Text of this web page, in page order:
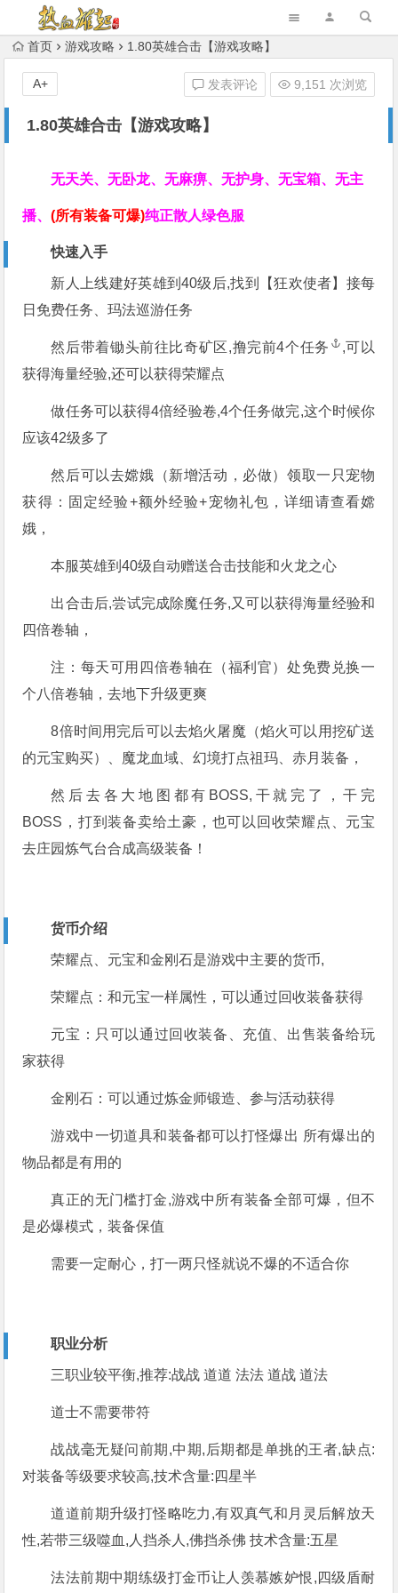
首页 游戏攻略 1.80英雄合击【游戏攻略】
1.80英雄合击【游戏攻略】
发表评论 9,151 次浏览
A+
无天关、无卧龙、无麻痹、无护身、无宝箱、无主
播、(所有装备可爆)纯正散人绿色服
快速入手
新人上线建好英雄到40级后,找到【狂欢使者】接每
日免费任务、玛法巡游任务
然后带着锄头前往比奇矿区,撸完前4个任务
,可以
获得海量经验,还可以获得荣耀点
做任务可以获得4倍经验卷,4个任务做完,这个时候你
应该42级多了
然后可以去嫦娥（新增活动，必做）领取一只宠物
获得：固定经验+额外经验+宠物礼包，详细请查看嫦
娥，
本服英雄到40级自动赠送合击技能和火龙之心
出合击后,尝试完成除魔任务,又可以获得海量经验和
四倍卷轴，
注：每天可用四倍卷轴在（福利官）处免费兑换一
个八倍卷轴，去地下升级更爽
8倍时间用完后可以去焰火屠魔（焰火可以用挖矿送
的元宝购买）、魔龙血域、幻境打点祖玛、赤月装备，
然后去各大地图都有BOSS,干就完了，干完
BOSS，打到装备卖给土豪，也可以回收荣耀点、元宝
去庄园炼气台合成高级装备！
货币介绍
荣耀点、元宝和金刚石是游戏中主要的货币,
荣耀点：和元宝一样属性，可以通过回收装备获得
元宝：只可以通过回收装备、充值、出售装备给玩
家获得
金刚石：可以通过炼金师锻造、参与活动获得
游戏中一切道具和装备都可以打怪爆出 所有爆出的
物品都是有用的
真正的无门槛打金,游戏中所有装备全部可爆，但不
是必爆模式，装备保值
需要一定耐心，打一两只怪就说不爆的不适合你
职业分析
三职业较平衡,推荐:战战 道道 法法 道战 道法
道士不需要带符
战战毫无疑问前期,中期,后期都是单挑的王者,缺点:
对装备等级要求较高,技术含量:四星半
道道前期升级打怪略吃力,有双真气和月灵后解放天
性,若带三级噬血,人挡杀人,佛挡杀佛 技术含量:五星
法法前期中期练级打金币让人羡慕嫉妒恨,四级盾耐